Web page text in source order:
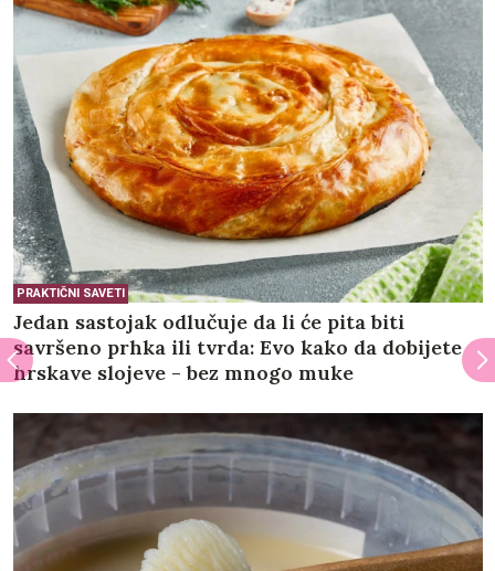
PRAKTIČNI SAVETI
Jedan sastojak odlučuje da li će pita biti
savršeno prhka ili tvrda: Evo kako da dobijete
hrskave slojeve - bez mnogo muke